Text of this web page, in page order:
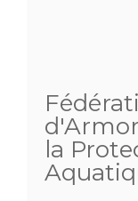
la